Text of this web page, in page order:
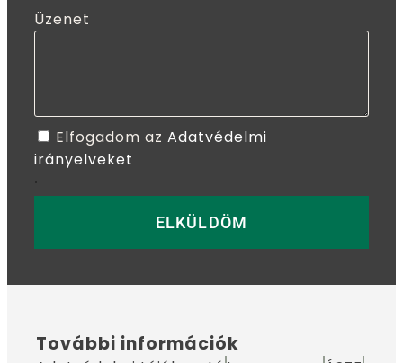
Üzenet
Elfogadom az Adatvédelmi
irányelveket
ELKÜLDÖM
További információk